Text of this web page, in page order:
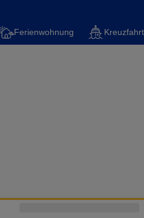
Ferienwohnung Kreuzfahrt